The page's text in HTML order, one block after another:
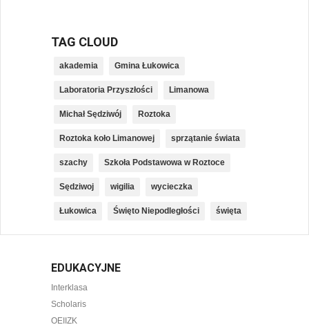
TAG CLOUD
akademia Gmina Łukowica
Laboratoria Przyszłości Limanowa
Michał Sędziwój Roztoka
Roztoka koło Limanowej sprzątanie świata
szachy Szkoła Podstawowa w Roztoce
Sędziwoj wigilia wycieczka
Łukowica Święto Niepodległości święta
EDUKACYJNE
Interklasa
Scholaris
OEIIZK